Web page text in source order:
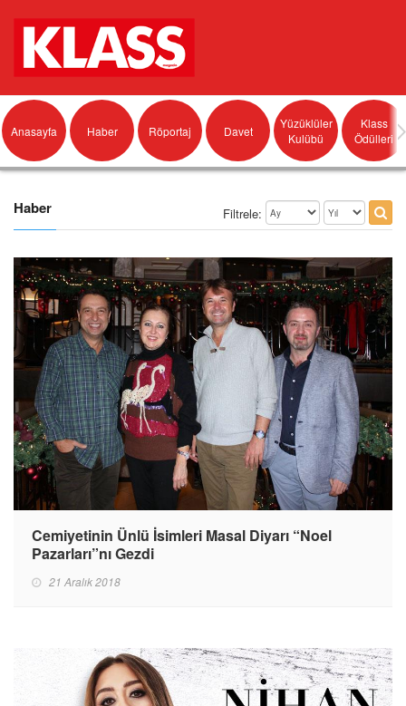
Anasayfa Haber Röportaj Davet
Yüzüklüler
Kulübü
Klass
Ödülleri
Haber Filtrele:
Cemiyetinin Ünlü İsimleri Masal Diyarı “Noel
Pazarları”nı Gezdi
21 Aralık 2018